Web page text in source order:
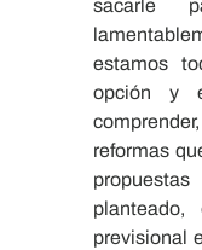
sacarle
estamos
opción y
reformas
previsional